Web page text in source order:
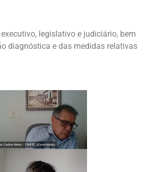
legislativo e judiciário, bem
diagnóstica e das medidas relativas